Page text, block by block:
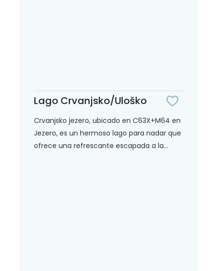
Lago Crvanjsko/Uloško
Crvanjsko jezero, ubicado en C63X+M64 en
Jezero, es un hermoso lago para nadar que
ofrece una refrescante escapada a la...